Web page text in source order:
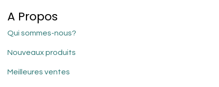
A Propos
Qui sommes-nous?
Nouveaux produits
Meilleures ventes